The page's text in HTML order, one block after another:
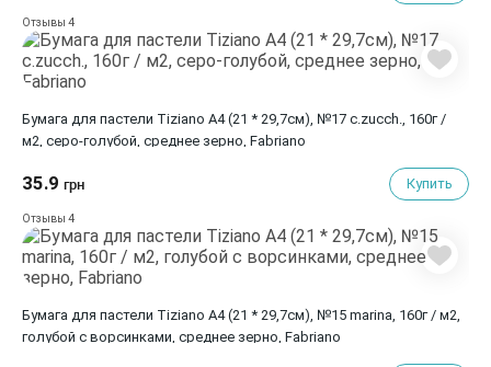
Отзывы 4
Бумага для пастели Tiziano A4 (21 * 29,7см), №17 c.zucch., 160г /
м2, серо-голубой, среднее зерно, Fabrianо
35.9 грн Купить
Отзывы 4
Бумага для пастели Tiziano A4 (21 * 29,7см), №15 marina, 160г / м2,
голубой с ворсинками, среднее зерно, Fabriano